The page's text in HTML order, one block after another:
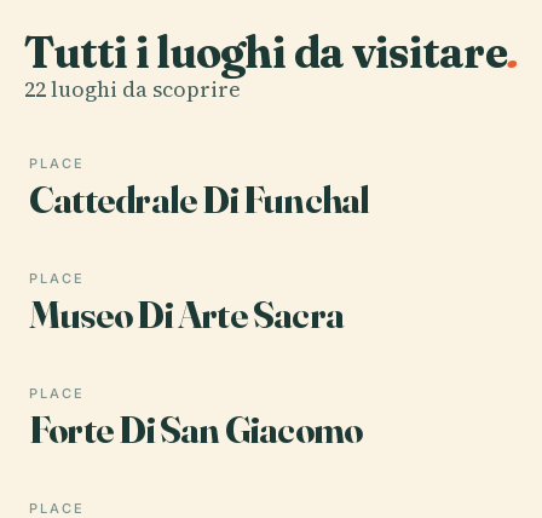
Tutti i luoghi da visitare.
22 luoghi da scoprire
PLACE
Cattedrale Di Funchal
PLACE
Museo Di Arte Sacra
PLACE
Forte Di San Giacomo
PLACE